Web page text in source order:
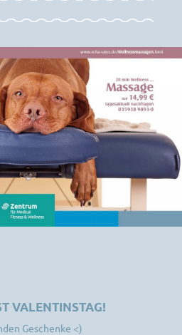
VALENTINSTAG!
Geschenke <)